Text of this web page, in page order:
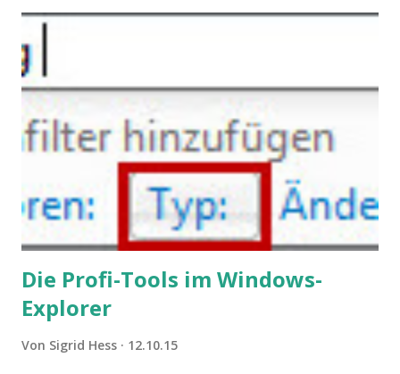
Angstzuständen ihrer Mitglieder. Dafür könnte es Gründe
geben, die weitgehend noch im Dunkeln zu liegen scheinen.
Die Profi-Tools im Windows-
Explorer
Von Sigrid Hess 12.10.15